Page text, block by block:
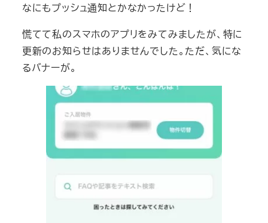
なにもプッシュ通知とかなかったけど！
慌てて私のスマホのアプリをみてみましたが、特に
更新のお知らせはありませんでした。ただ、気にな
るバナーが。